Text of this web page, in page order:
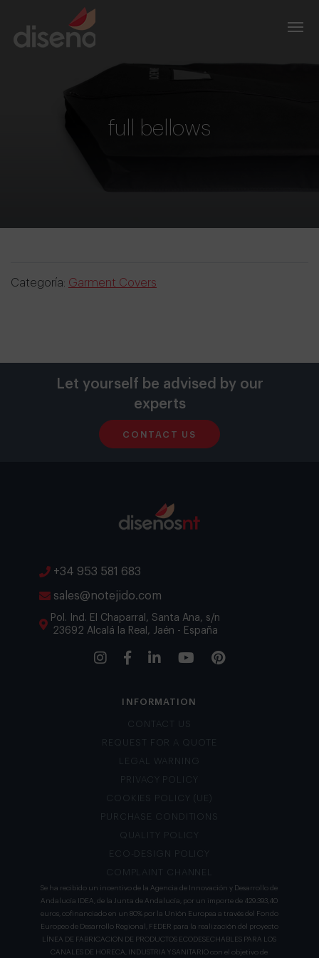
full bellows
Categoría: Garment Covers
Let yourself be advised by our
experts
CONTACT US
+34 953 581 683
sales@notejido.com
Pol. Ind. El Chaparral, Santa Ana, s/n
23692 Alcalá la Real, Jaén - España
INFORMATION
CONTACT US
REQUEST FOR A QUOTE
LEGAL WARNING
PRIVACY POLICY
COOKIES POLICY (UE)
PURCHASE CONDITIONS
QUALITY POLICY
ECO-DESIGN POLICY
COMPLAINT CHANNEL
Se ha recibido un incentivo de la Agencia de Innovación y Desarrollo de
Andalucía IDEA, de la Junta de Andalucía, por un importe de 429.393,40
euros, cofinanciado en un 80% por la Unión Europea a través del Fondo
Europeo de Desarrollo Regional, FEDER para la realización del proyecto
LÍNEA DE FABRICACION DE PRODUCTOS ECODESECHABLES PARA LOS
CANALES DE HORECA, INDUSTRIA Y SANITARIO con el objetivo de